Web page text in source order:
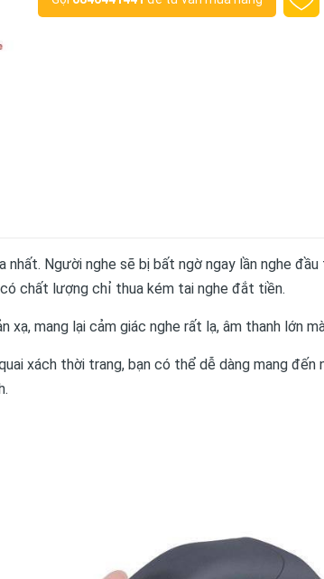
Người nghe sẽ bị bất ngờ ngay lần nghe
chất lượng chỉ thua kém tai nghe đắt tiền.
mang lại cảm giác nghe rất lạ, âm thanh lớn
xách thời trang, bạn có thể dễ dàng mang đến